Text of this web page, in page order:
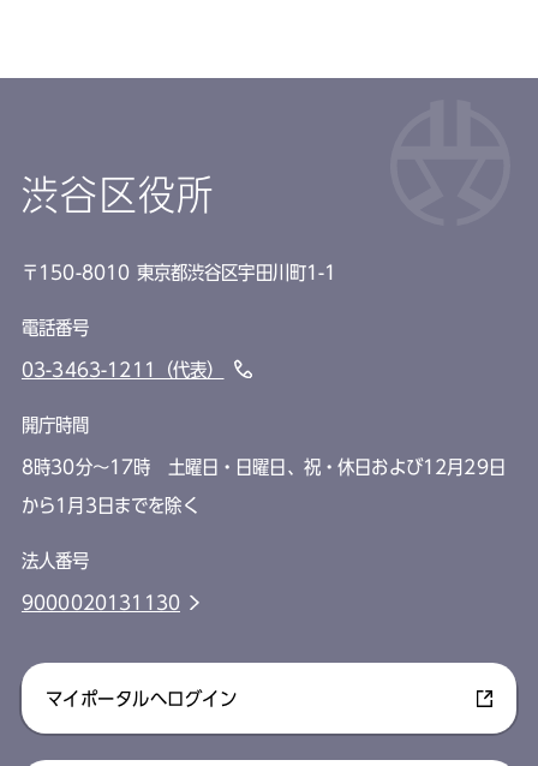
渋谷区役所
〒150-8010 東京都渋谷区宇田川町1-1
電話番号
03-3463-1211（代表）
開庁時間
8時30分～17時 土曜日・日曜日、祝・休日および12月29日
から1月3日までを除く
法人番号
9000020131130
マイポータルへログイン